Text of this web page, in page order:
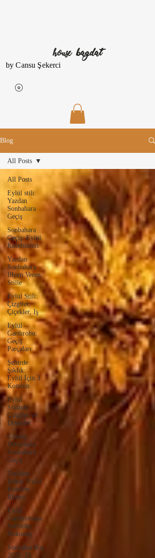
house bagdat
by Cansu Şekerci
Blog
All Posts
Eylül stili:
Yazdan
Sonbahara
Geçiş
Sonbahara
Geçiş: Eylül
Kombinleri
Yazdan
Sonbahara
İlham Veren
Stille
Eylül Stili:
Çizgiler,
Çiçekler, Iş
Eylül
Gardırobu:
Geçiş
Parçaları
Şehirde
Şıklık:
Eylül İçin 3
Kombin
Eylül
Stilinde
Çizgiler ve
Desenler
Gümüş
Detaylarla
Sonbahara
Geçiş
Tatilden
Şehre: Eylül
Kombin
İlhamı
Eylül
Gardırobuna
Sofistike
Dokunuş
Sonbahar/Kış
2025–26
All Posts